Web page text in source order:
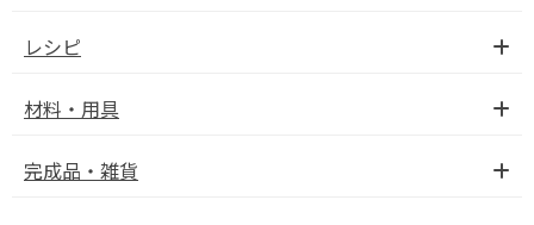
レシピ
材料・用具
完成品・雑貨